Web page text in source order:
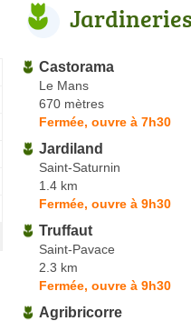
Castorama
Le Mans
670 mètres
Fermée, ouvre à 7h30
Jardiland
Saint-Saturnin
1.4 km
Fermée, ouvre à 9h30
Truffaut
Saint-Pavace
2.3 km
Fermée, ouvre à 9h30
Agribricorre